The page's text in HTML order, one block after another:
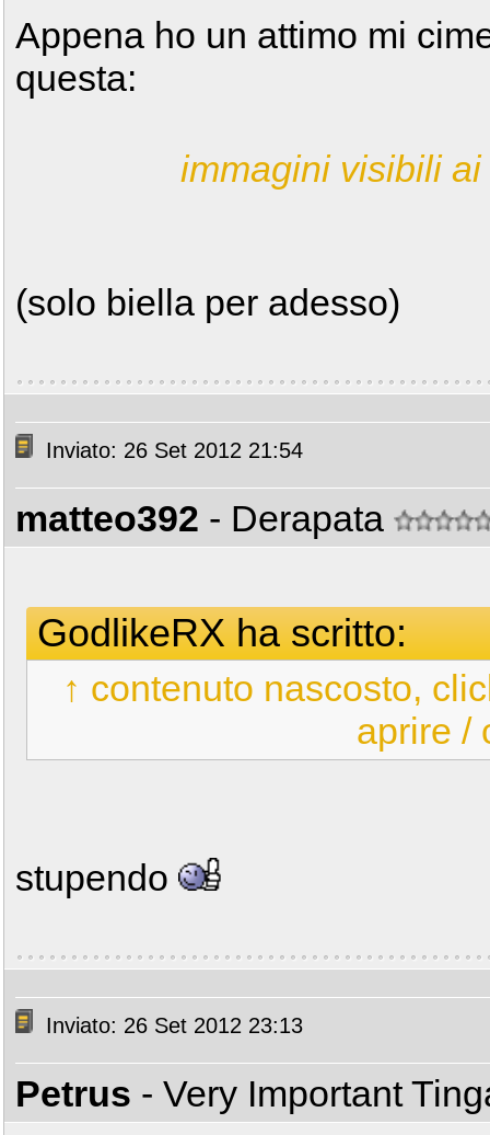
Appena ho un attimo mi
questa:
immagini visibili
(solo biella per adesso)
Inviato: 26 Set 2012 21:54
matteo392 - Derapata
GodlikeRX ha scritto:
↑ contenuto nascosto,
aprire /
stupendo
Inviato: 26 Set 2012 23:13
Petrus - Very Important